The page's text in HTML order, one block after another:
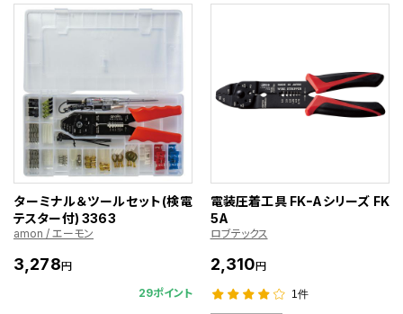
ターミナル＆ツールセット(検電
テスター付) 3363
amon / エーモン
3,278円
29ポイント
電装圧着工具 FKｰAシリーズ FK
5A
ロブテックス
2,310円
1件